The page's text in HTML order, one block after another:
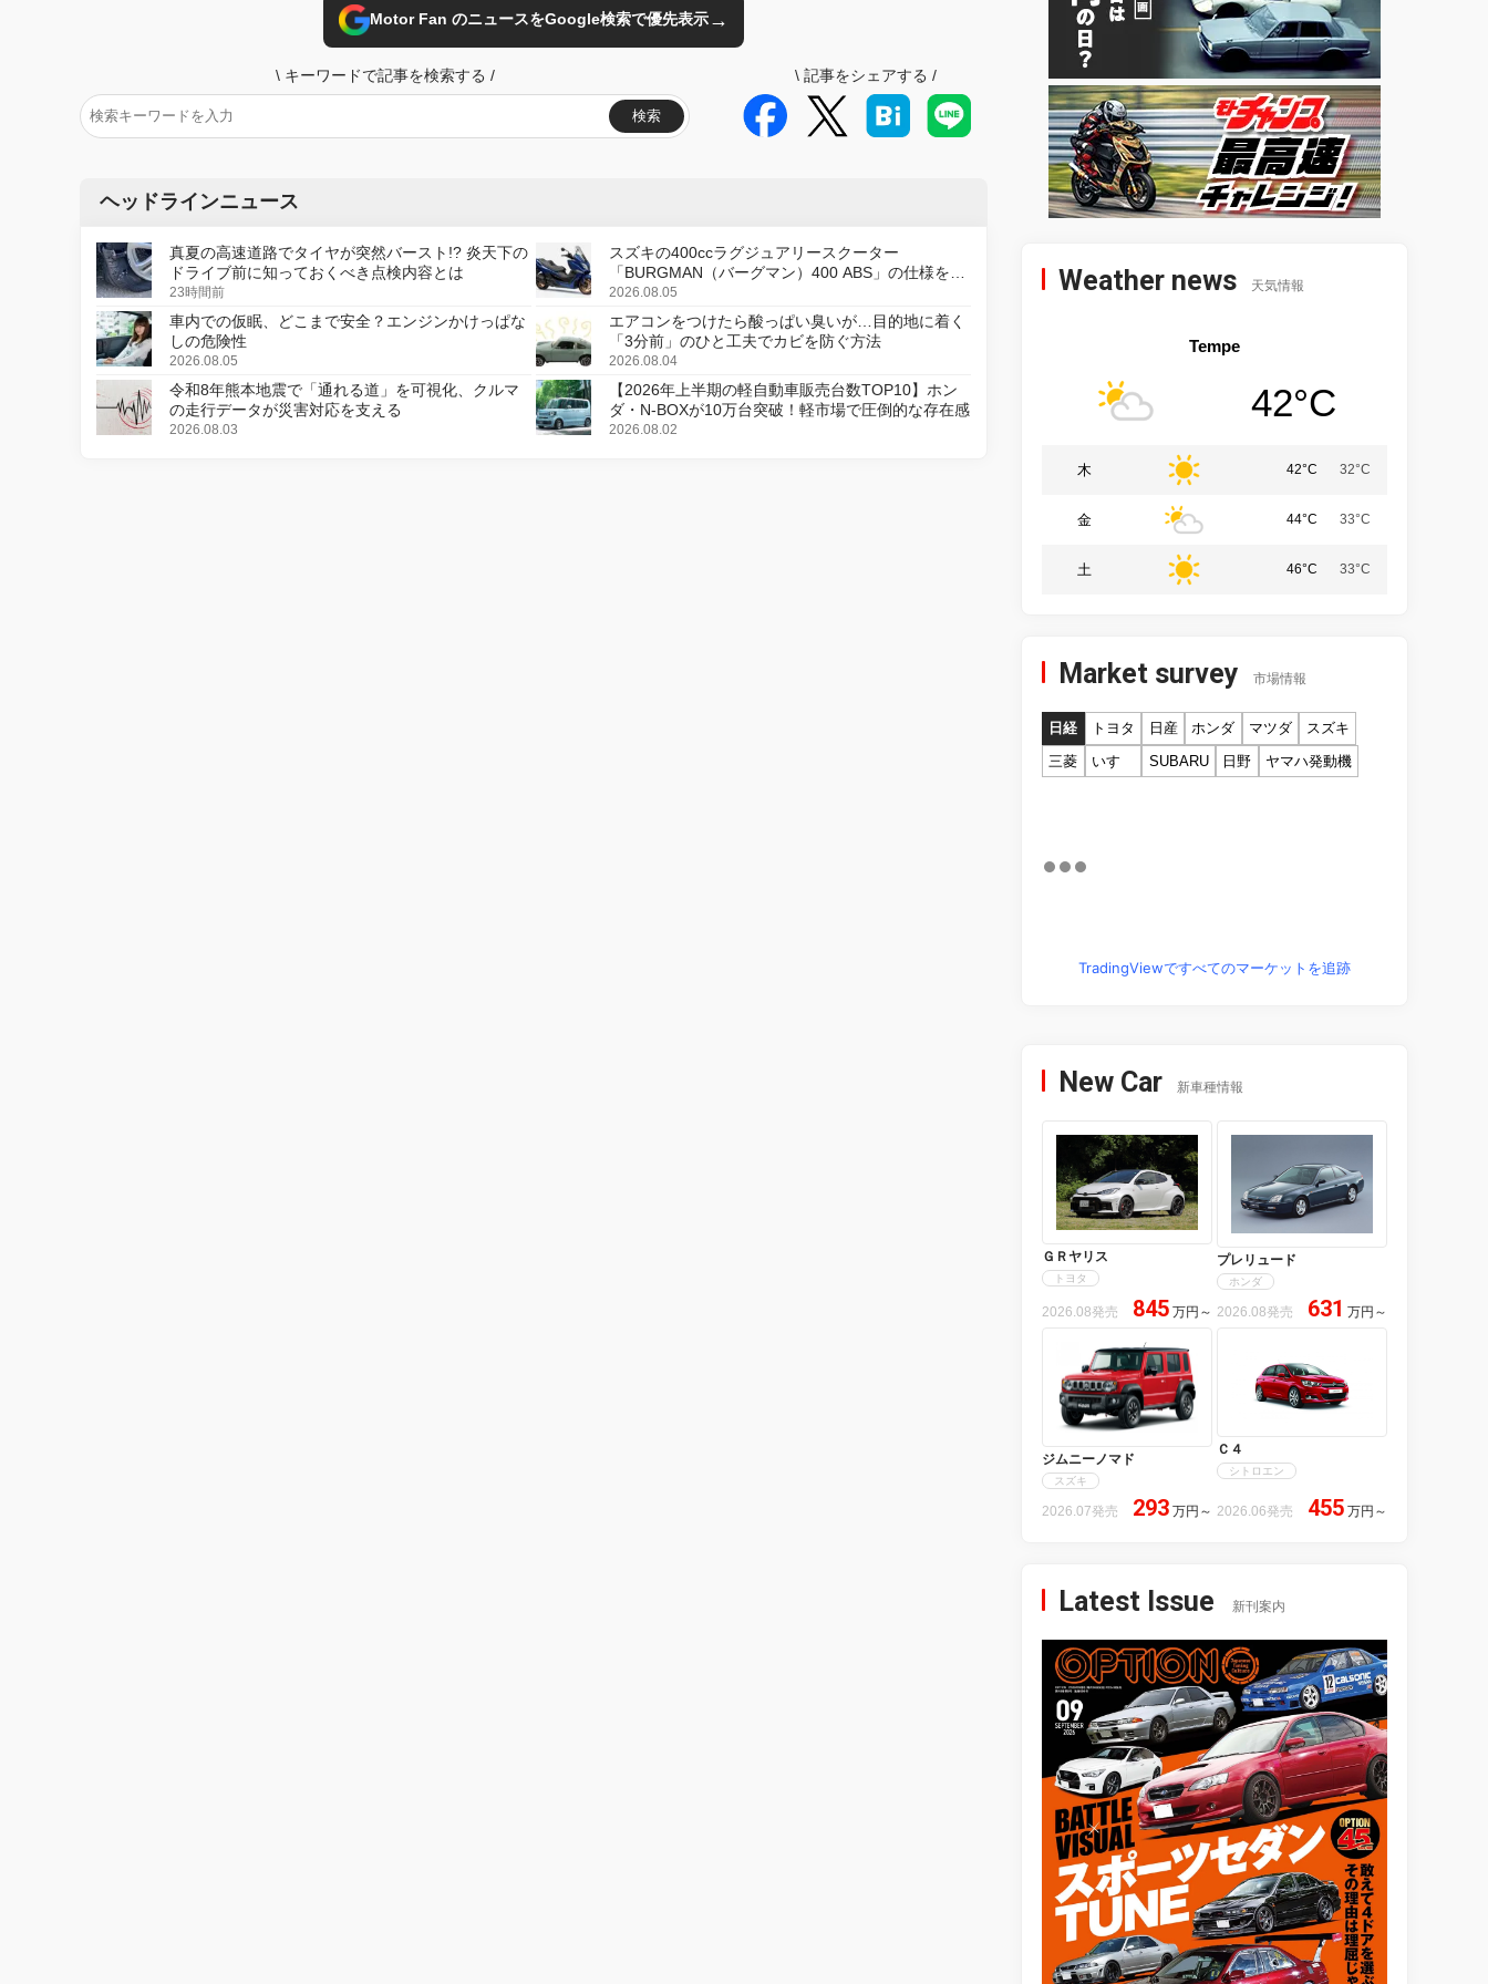
Motor Fan のニュースをGoogle検索で優先表示→
\ キーワードで記事を検索する /
検索
\ 記事をシェアする /
ヘッドラインニュース
真夏の高速道路でタイヤが突然バースト!? 炎天下の
ドライブ前に知っておくべき点検内容とは
23時間前
スズキの400ccラグジュアリースクーター
「BURGMAN（バーグマン）400 ABS」の仕様を変
更し、8月18日に発売
2026.08.05
車内での仮眠、どこまで安全？エンジンかけっぱな
しの危険性
2026.08.05
エアコンをつけたら酸っぱい臭いが…目的地に着く
「3分前」のひと工夫でカビを防ぐ方法
2026.08.04
令和8年熊本地震で「通れる道」を可視化、クルマ
の走行データが災害対応を支える
2026.08.03
【2026年上半期の軽自動車販売台数TOP10】ホン
ダ・N-BOXが10万台突破！軽市場で圧倒的な存在感
2026.08.02
Weather news 天気情報
Tempe
42°C
木 42°C 32°C
金 44°C 33°C
土 46°C 33°C
Market survey 市場情報
日経 トヨタ 日産 ホンダ マツダ
スズキ
三菱
いすゞ SUBARU 日野 ヤマハ発動機
TradingViewですべてのマーケットを追跡
New Car 新車種情報
ＧＲヤリス
トヨタ
2026.08発売 845 万円 ～
プレリュード
ホンダ
2026.08発売 631 万円 ～
ジムニーノマド
スズキ
2026.07発売 293 万円 ～
Ｃ４
シトロエン
2026.06発売 455 万円 ～
Latest Issue 新刊案内